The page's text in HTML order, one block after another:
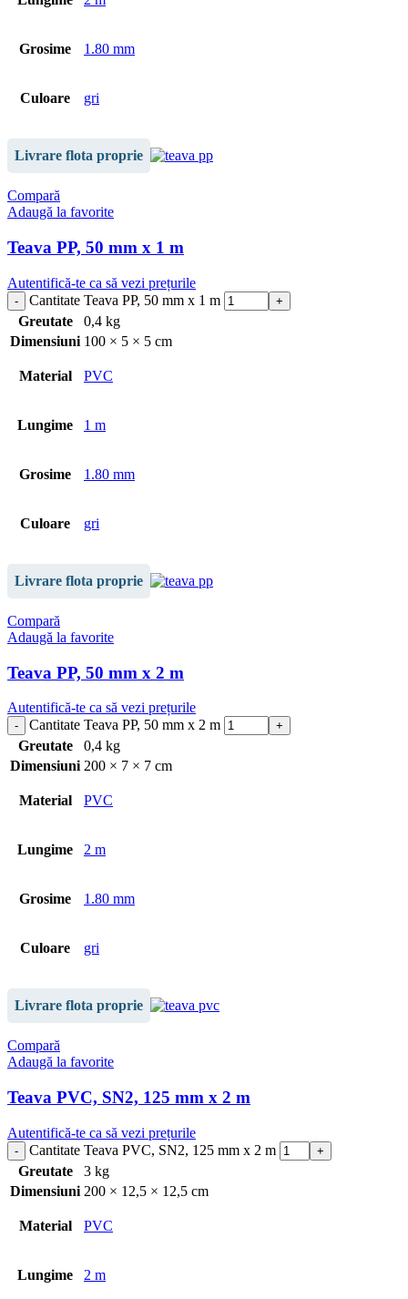
Grosime 1.80 mm
Culoare gri
Livrare flota proprie
Compară
Adaugă la favorite
Teava PP, 50 mm x 1 m
Autentifică-te ca să vezi prețurile
Cantitate Teava PP, 50 mm x 1 m
Greutate
0,4 kg
Dimensiuni 100 × 5 × 5 cm
Material PVC
Lungime 1 m
Grosime 1.80 mm
Culoare gri
Livrare flota proprie
Compară
Adaugă la favorite
Teava PP, 50 mm x 2 m
Autentifică-te ca să vezi prețurile
Cantitate Teava PP, 50 mm x 2 m
Greutate
0,4 kg
Dimensiuni 200 × 7 × 7 cm
Material PVC
Lungime 2 m
Grosime 1.80 mm
Culoare gri
Livrare flota proprie
Compară
Adaugă la favorite
Teava PVC, SN2, 125 mm x 2 m
Autentifică-te ca să vezi prețurile
Cantitate Teava PVC, SN2, 125 mm x 2 m
Greutate
3 kg
Dimensiuni 200 × 12,5 × 12,5 cm
Material PVC
Lungime 2 m